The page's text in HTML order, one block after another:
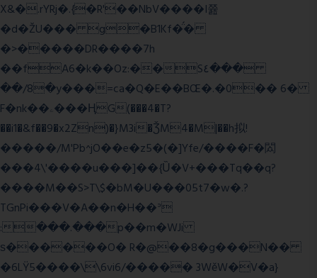
X&�.rYRj�.{�R'��NbV����I쯆
�d�ŽU��� g�B1Kf�̈́�
�>�����DR����7h
��fA6�k��Oz:��S٤���
��/8�y���=ca�Q�E��BŒ�.�0�� 6�
F�nk��ۦ���ҢG(���4�T?
��i1�&f��9�x2Zn)�}M3i�ǮM4�M|��h拟!
�����/M'Pb^jO��e�z5�(�]Yfe/����F�閦
���4\'����u���]��{Ȕ�V+���Tq��q?
����M��S>T\$�bM�U���05t7�w�.?
TGnPi���V�A��n�H��ᐣ
:���.���p��m�WJi
ѕ������O� R�@��8�g���N��
�6LŸ5����\\6vi6/����� 3WěW�V�a}